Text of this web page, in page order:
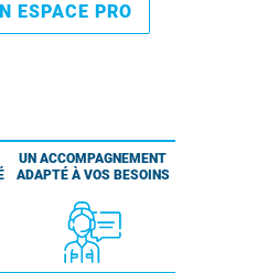
ESPACE PRO
UN ACCOMPAGNEMENT
ADAPTÉ À VOS BESOINS